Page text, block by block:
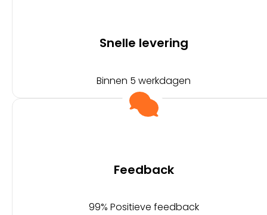
Snelle levering
Binnen 5 werkdagen
Feedback
99% Positieve feedback